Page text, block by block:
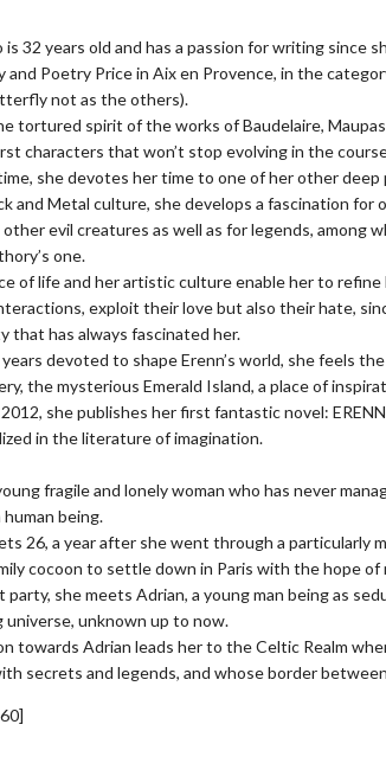
is 32 years old and has a passion for writing since
and Poetry Price in Aix en Provence, in the
not as the others).
tortured spirit of the works of Baudelaire,
characters that won’t stop evolving in the
she devotes her time to one of her other deep
and Metal culture, she develops a fascination
other evil creatures as well as for legends, among
one.
of life and her artistic culture enable her to
exploit their love but also their hate,
that has always fascinated her.
devoted to shape Erenn’s world, she feels
the mysterious Emerald Island, a place of
she publishes her first fantastic novel:
in the literature of imagination.
fragile and lonely woman who has never
being.
26, a year after she went through a particularly
cocoon to settle down in Paris with the hope of
party, she meets Adrian, a young man being as
universe, unknown up to now.
towards Adrian leads her to the Celtic Realm
secrets and legends, and whose border